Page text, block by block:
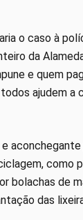
o caso à
da
e quem
ajudem a
aconchegante
como
bolachas de
das